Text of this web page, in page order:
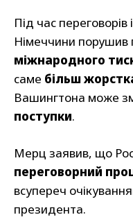
Під час
Німеччини порушив
міжнародного
саме більш
Вашингтона може
поступки.
Мерц заявив, що
переговорний
всупереч
президента.